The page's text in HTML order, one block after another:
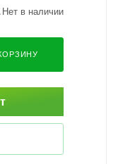
Нет в наличии